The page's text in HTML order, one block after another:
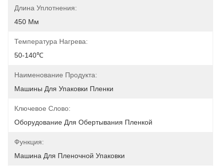
Длина Уплотнения:
450 Мм
Температура Нагрева:
50-140℃
Наименование Продукта:
Машины Для Упаковки Пленки
Ключевое Слово:
Оборудование Для Обертывания Пленкой
Функция:
Машина Для Пленочной Упаковки